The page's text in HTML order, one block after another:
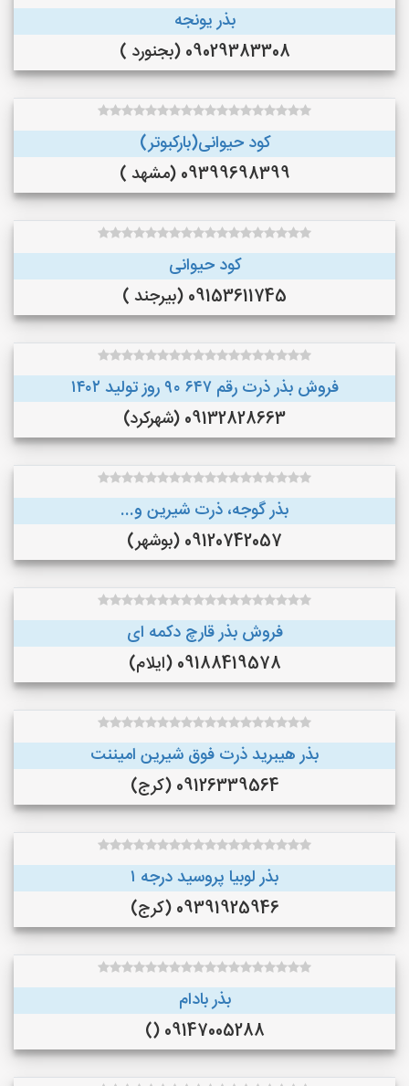
بذر یونجه
09029383308 (بجنورد )
کود حیوانی(بارکبوتر)
09399698399 (مشهد )
کود حیوانی
09153611745 (بیرجند )
فروش بذر ذرت رقم ۶۴۷ ۹۰ روز تولید ۱۴۰۲
09132828663 (شهرکرد)
بذر گوجه، ذرت شیرین و...
09120742057 (بوشهر)
فروش بذر قارچ دکمه ای
09188419578 (ایلام)
بذر هیبرید ذرت فوق شیرین امیننت
09126339564 (کرج)
بذر لوبیا پروسید درجه ۱
09391925946 (کرج)
بذر بادام
09147005288 ()